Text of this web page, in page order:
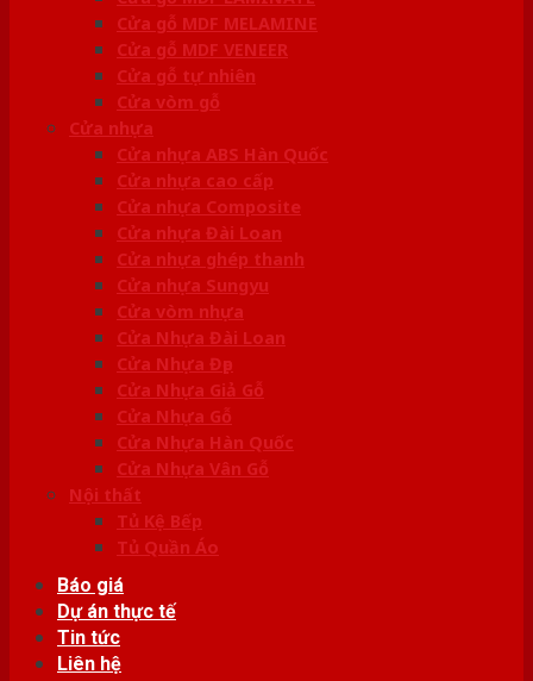
Cửa gỗ MDF MELAMINE
Cửa gỗ MDF VENEER
Cửa gỗ tự nhiên
Cửa vòm gỗ
Cửa nhựa
Cửa nhựa ABS Hàn Quốc
Cửa nhựa cao cấp
Cửa nhựa Composite
Cửa nhựa Đài Loan
Cửa nhựa ghép thanh
Cửa nhựa Sungyu
Cửa vòm nhựa
Cửa Nhựa Đài Loan
Cửa Nhựa Đẹp
Cửa Nhựa Giả Gỗ
Cửa Nhựa Gỗ
Cửa Nhựa Hàn Quốc
Cửa Nhựa Vân Gỗ
Nội thất
Tủ Kệ Bếp
Tủ Quần Áo
Báo giá
Dự án thực tế
Tin tức
Liên hệ